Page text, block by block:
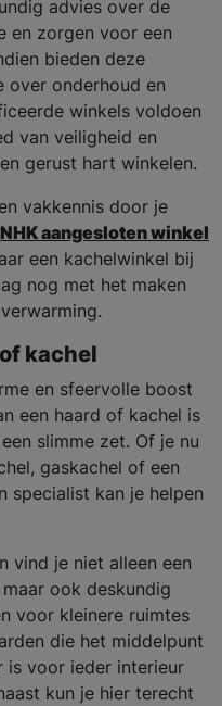
advies over de
en zorgen voor een
bieden deze
over onderhoud en
winkels voldoen
van veiligheid en
gerust hart winkelen.
vakkennis door je
NHK aangesloten winkel
een kachelwinkel bij
nog met het maken
kachel
en sfeervolle boost
een haard of kachel is
slimme zet. Of je nu
gaskachel of een
specialist kan je helpen
vind je niet alleen een
ook deskundig
voor kleinere ruimtes
die het middelpunt
is voor ieder interieur
kun je hier terecht